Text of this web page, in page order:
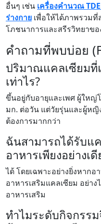
อื่นๆ เช่น เครื่องคำนวณ
ร่างกาย เพื่อให้ได้ภาพรวม
โภชนาการและสรีรวิทยาข
คำถามที่พบบ่อย
ปริมาณแคลเซียมที่
เท่าไร?
ขึ้นอยู่กับอายุและเพศ ผู้ใหญ่
มก. ต่อวัน แต่วัยรุ่นและผู้ห
ต้องการมากกว่า
ฉันสามารถได้รับแ
อาหารเพียงอย่างเ
ได้ โดยเฉพาะอย่างยิ่งหาก
อาหารเสริมแคลเซียม อย่า
อาหารเสริม
ทำไมระดับกิจกรร